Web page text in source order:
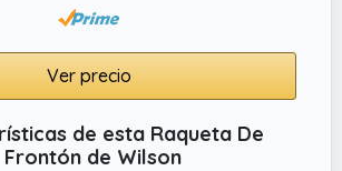
Ver precio
de esta Raqueta De
Frontón de Wilson